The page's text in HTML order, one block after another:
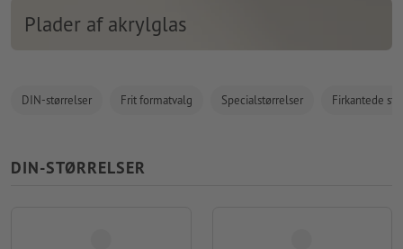
Plader af akrylglas
DIN-størrelser Frit formatvalg Specialstørrelser Firkantede
DIN-STØRRELSER